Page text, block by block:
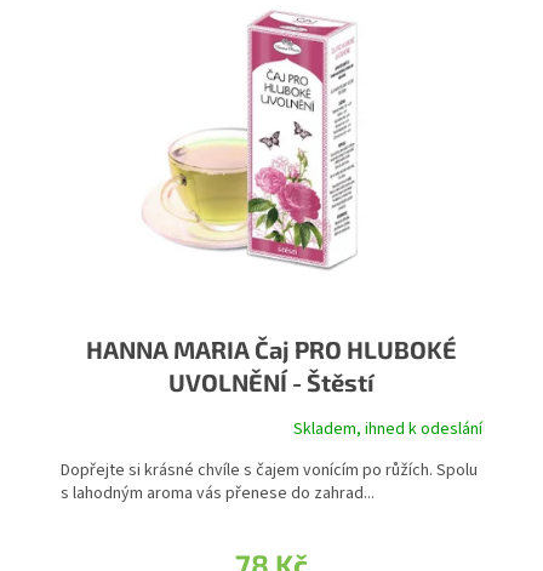
HANNA MARIA Čaj PRO HLUBOKÉ
UVOLNĚNÍ - Štěstí
Průměrné hodnocení produktu je 5,0 z 5 hvězdiček.
Skladem, ihned k odeslání
78 Kč
Dopřejte si krásné chvíle s čajem vonícím po růžích. Spolu
s lahodným aroma vás přenese do zahrad...